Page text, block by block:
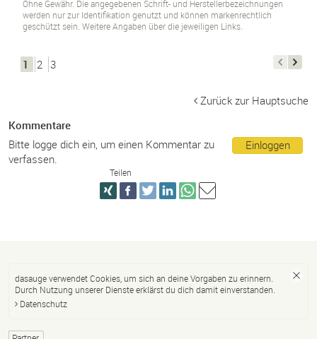
Ohne Gewähr. Die angegebenen Schrift- und Herstellerbezeichnungen
werden nur zur Identifikation genutzt und können markenrechtlich
geschützt sein. Weitere Angaben über die jeweiligen Links.
1 2 3
Zurück zur Hauptsuche
Kommentare
Einloggen
Bitte logge dich ein, um einen Kommentar zu
verfassen.
Teilen
dasauge verwendet Cookies, um sich an deine Vorgaben zu erinnern.
Durch Nutzung unserer Dienste erklärst du dich damit einverstanden.
Datenschutz